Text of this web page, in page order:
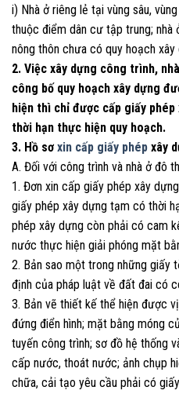
i) Nhà ở riêng lẻ tại vùng sâu,
thuộc điểm dân cư tập trung;
nông thôn chưa có quy hoạch
2. Việc xây dựng công trình,
công bố quy hoạch xây dựng
hiện thì chỉ được cấp giấy
thời hạn thực hiện quy hoạch.
3. Hồ sơ xin cấp giấy phép xây
A. Đối với công trình và nhà ở đô
1. Đơn xin cấp giấy phép xây
giấy phép xây dựng tạm có thời
phép xây dựng còn phải có cam
nước thực hiện giải phóng mặt
2. Bản sao một trong những giấy
định của pháp luật về đất đai có
3. Bản vẽ thiết kế thể hiện được
đứng điển hình; mặt bằng móng
tuyến công trình; sơ đồ hệ thống
cấp nước, thoát nước; ảnh chụp
chữa, cải tạo yêu cầu phải có